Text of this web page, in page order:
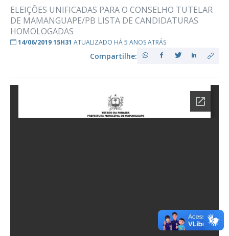
ELEIÇÕES UNIFICADAS PARA O CONSELHO TUTELAR
DE MAMANGUAPE/PB LISTA DE CANDIDATURAS
HOMOLOGADAS
14/06/2019 15H31 ATUALIZADO HÁ 5 ANOS ATRÁS
Compartilhe: